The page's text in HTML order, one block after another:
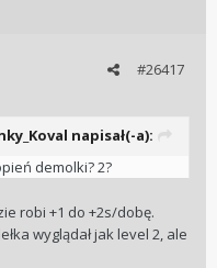
#26417
napisał(-a):
demolki? 2?
robi +1 do +2s/dobę.
wyglądał jak level 2, ale